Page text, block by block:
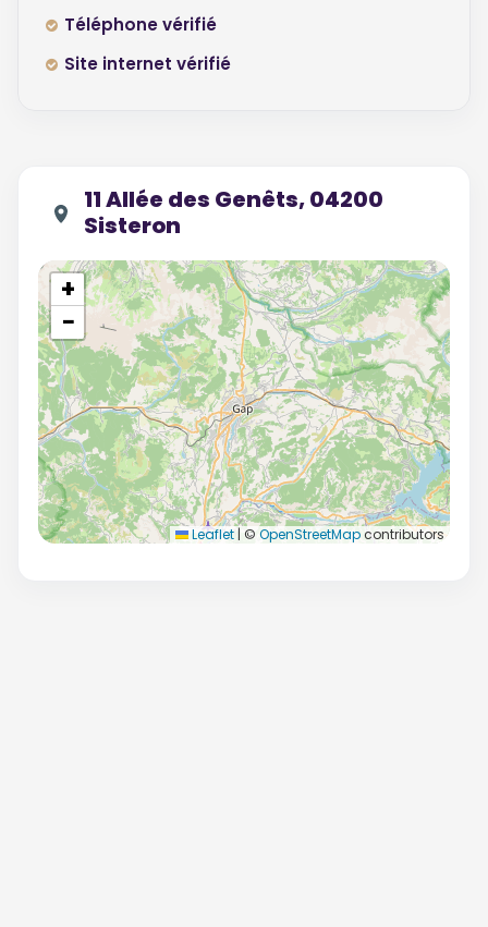
Téléphone vérifié
Site internet vérifié
11 Allée des Genêts, 04200
Sisteron
+
−
Leaflet | © OpenStreetMapcontributors